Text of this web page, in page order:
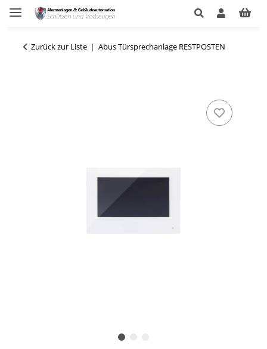
Zurück zur Liste Abus Türsprechanlage RESTPOSTEN